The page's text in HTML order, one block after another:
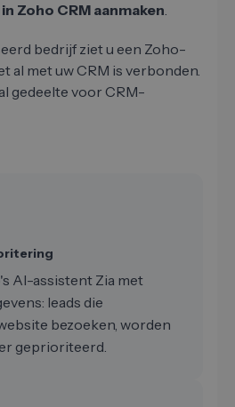
Zoho CRM aanmaken.
bedrijf ziet u een Zoho-
al met uw CRM is verbonden.
gedeelte voor CRM-
AI-assistent Zia met
leads die
bezoeken, worden
geprioriteerd.